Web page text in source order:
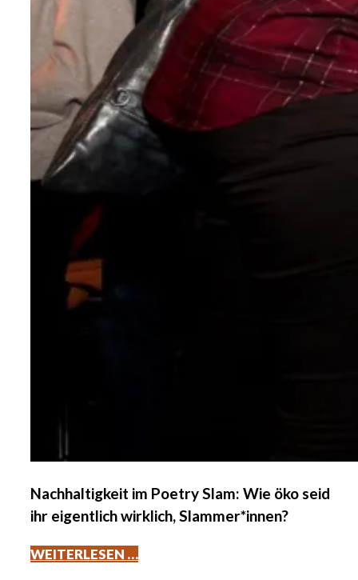
Nachhaltigkeit im Poetry Slam: Wie öko seid
ihr eigentlich wirklich, Slammer*innen?
WEITERLESEN …